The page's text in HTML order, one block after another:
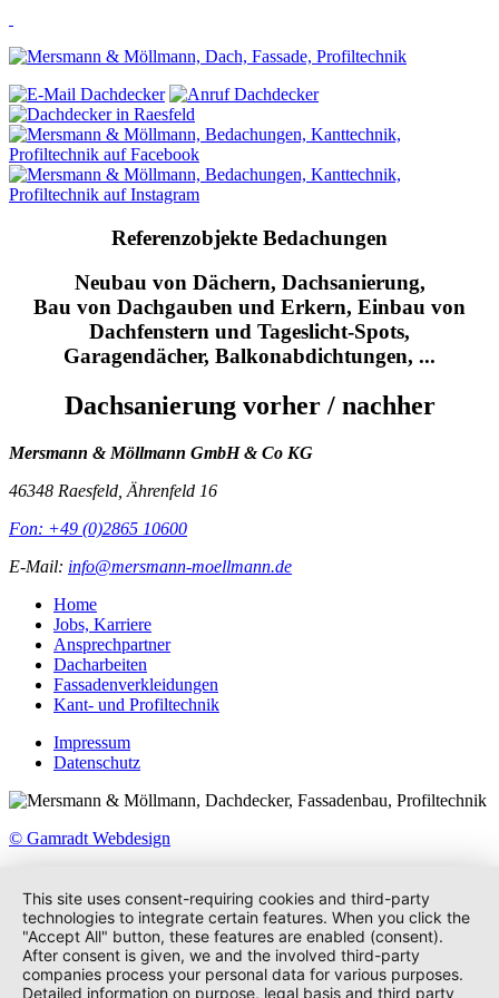
Referenzobjekte Bedachungen
Neubau von Dächern, Dachsanierung,
Bau von Dachgauben und Erkern, Einbau von
Dachfenstern und Tageslicht-Spots,
Garagendächer, Balkonabdichtungen, ...
Dachsanierung vorher / nachher
Mersmann & Möllmann GmbH & Co KG
46348 Raesfeld, Ährenfeld 16
Fon: +49 (0)2865 10600
E-Mail: info@mersmann-moellmann.de
Home
Jobs, Karriere
Ansprechpartner
Dacharbeiten
Fassadenverkleidungen
Kant- und Profiltechnik
Impressum
Datenschutz
© Gamradt Webdesign
This site uses consent-requiring cookies and third-party
technologies to integrate certain features. When you click the
"Accept All" button, these features are enabled (consent).
After consent is given, we and the involved third-party
companies process your personal data for various purposes.
Detailed information on purpose, legal basis and third party